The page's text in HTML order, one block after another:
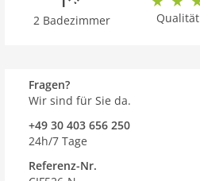
2 Badezimmer Qualität
Fragen?
Wir sind für Sie da.
+49 30 403 656 250
24h/7 Tage
Referenz-Nr.